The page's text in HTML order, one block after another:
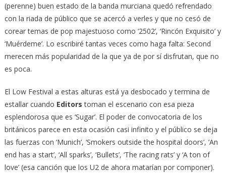
(perenne) buen estado de la banda murciana quedó refrendado
con la riada de público que se acercó a verles y que no cesó de
corear temas de pop majestuoso como ‘2502’, ‘Rincón Exquisito’ y
‘Muérdeme’. Lo escribiré tantas veces como haga falta: Second
merecen más popularidad de la que ya de por sí disfrutan, que no
es poca.
El Low Festival a estas alturas está ya desbocado y termina de
estallar cuando Editorstoman el escenario con esa pieza
esplendorosa que es ‘Sugar’. El poder de convocatoria de los
británicos parece en esta ocasión casi infinito y el público se deja
las fuerzas con ‘Munich’, ‘Smokers outside the hospital doors’, ‘An
end has a start’, ‘All sparks’, ‘Bullets’, ‘The racing rats’ y ‘A ton of
love’ (esa canción que los U2 de ahora matarían por componer).